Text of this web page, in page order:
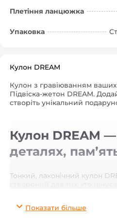
Плетіння ланцюжка
Упаковка
Кулон DREAM
Кулон з гравіюванням
Підвіска-жетон DREAM.
створіть унікальний
Кулон DREAM
деталях,
Тонкий, лаконічний кулон
Показати більше